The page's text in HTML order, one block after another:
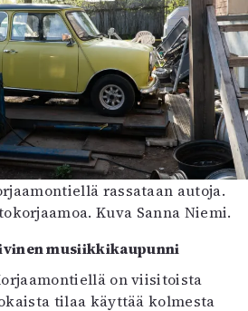
rassataan autoja.
Kuva Sanna Niemi.
musiikkikaupunni
on viisitoista
tilaa käyttää kolmesta